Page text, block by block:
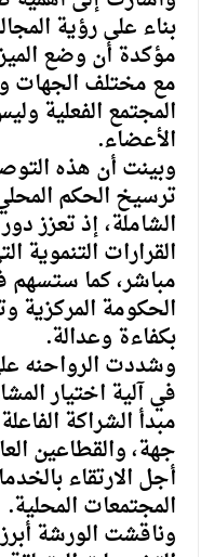
بناء على رؤية
مؤكدة أن وضع
مع مختلف الجهات
المجتمع الفعلية
الأعضاء.
وبينت أن هذه
ترسيخ الحكم
الشاملة، إذ تعزز
القرارات
مباشر، كما
الحكومة المركزية
بكفاءة وعدالة.
وشددت الرواحنه
في آلية اختيار
مبدأ الشراكة
جهة، والقطاعين
أجل الارتقاء
المجتمعات المحلية.
وناقشت الورشة